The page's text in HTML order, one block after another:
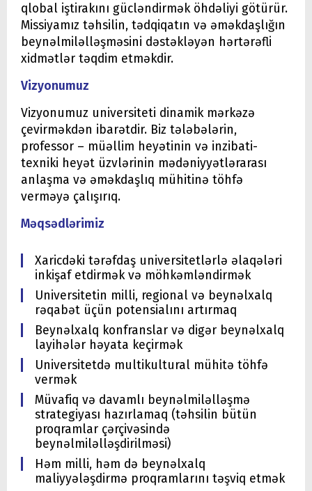
qlobal iştirakını gücləndirmək öhdəliyi götürür.
Missiyamız təhsilin, tədqiqatın və əməkdaşlığın
beynəlmiləlləşməsini dəstəkləyən hərtərəfli
xidmətlər təqdim etməkdir.
Vizyonumuz
Vizyonumuz universiteti dinamik mərkəzə
çevirməkdən ibarətdir. Biz tələbələrin,
professor – müəllim heyətinin və inzibati-
texniki heyət üzvlərinin mədəniyyətlərarası
anlaşma və əməkdaşlıq mühitinə töhfə
verməyə çalışırıq.
Məqsədlərimiz
Xaricdəki tərəfdaş universitetlərlə əlaqələri
inkişaf etdirmək və möhkəmləndirmək
Universitetin milli, regional və beynəlxalq
rəqabət üçün potensialını artırmaq
Beynəlxalq konfranslar və digər beynəlxalq
layihələr həyata keçirmək
Universitetdə multikultural mühitə töhfə
vermək
Müvafiq və davamlı beynəlmiləlləşmə
strategiyası hazırlamaq (təhsilin bütün
proqramlar çərçivəsində
beynəlmiləlləşdirilməsi)
Həm milli, həm də beynəlxalq
maliyyələşdirmə proqramlarını təşviq etmək